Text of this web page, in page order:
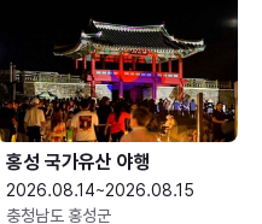
홍성 국가유산 야행
2026.08.14~2026.08.15
충청남도 홍성군